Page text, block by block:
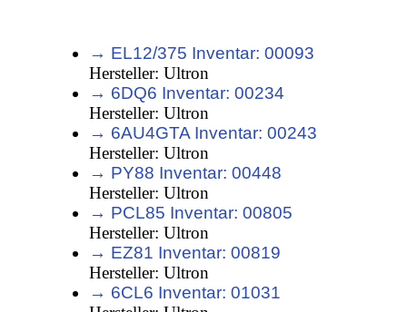
→ EL12/375 Inventar: 00093
Hersteller: Ultron
→ 6DQ6 Inventar: 00234
Hersteller: Ultron
→ 6AU4GTA Inventar: 00243
Hersteller: Ultron
→ PY88 Inventar: 00448
Hersteller: Ultron
→ PCL85 Inventar: 00805
Hersteller: Ultron
→ EZ81 Inventar: 00819
Hersteller: Ultron
→ 6CL6 Inventar: 01031